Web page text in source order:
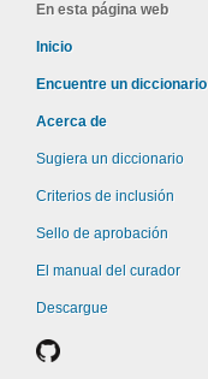
En esta página web
Inicio
Encuentre un diccionario
Acerca de
Sugiera un diccionario
Criterios de inclusión
Sello de aprobación
El manual del curador
Descargue